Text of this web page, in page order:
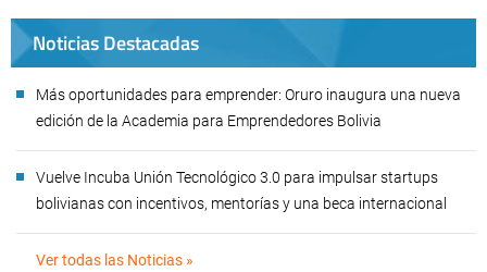
Noticias Destacadas
Más oportunidades para emprender: Oruro inaugura una nueva
edición de la Academia para Emprendedores Bolivia
Vuelve Incuba Unión Tecnológico 3.0 para impulsar startups
bolivianas con incentivos, mentorías y una beca internacional
Ver todas las Noticias »